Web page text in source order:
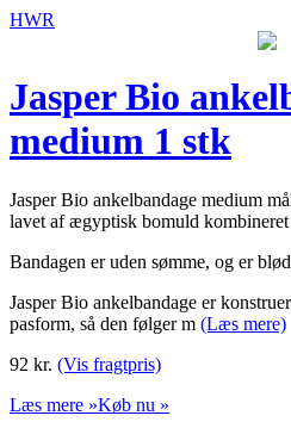
HWR
Jasper Bio
medium 1 stk
Jasper Bio ankelbandage medium
lavet af ægyptisk bomuld
Bandagen er uden sømme, og er
Jasper Bio ankelbandage er
pasform, så den følger m (Læs mere)
92 kr. (Vis fragtpris)
Læs mere »Køb nu »